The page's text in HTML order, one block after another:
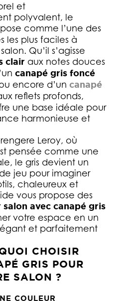
et
polyvalent, le
comme l’une des
les plus faciles à
Qu’il s’agisse
clair aux notes douces
canapé gris foncé
encore d’un canapé
reflets profonds,
une base idéale pour
harmonieuse et
Leroy, où
pensée comme une
le gris devient un
jeu pour imaginer
chaleureux et
vous propose des
avec canapé gris
votre espace en un
et parfaitement
CHOISIR
GRIS POUR
SALON ?
COULEUR